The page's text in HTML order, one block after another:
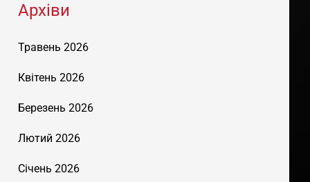
Архіви
Травень 2026
Квітень 2026
Березень 2026
Лютий 2026
Січень 2026